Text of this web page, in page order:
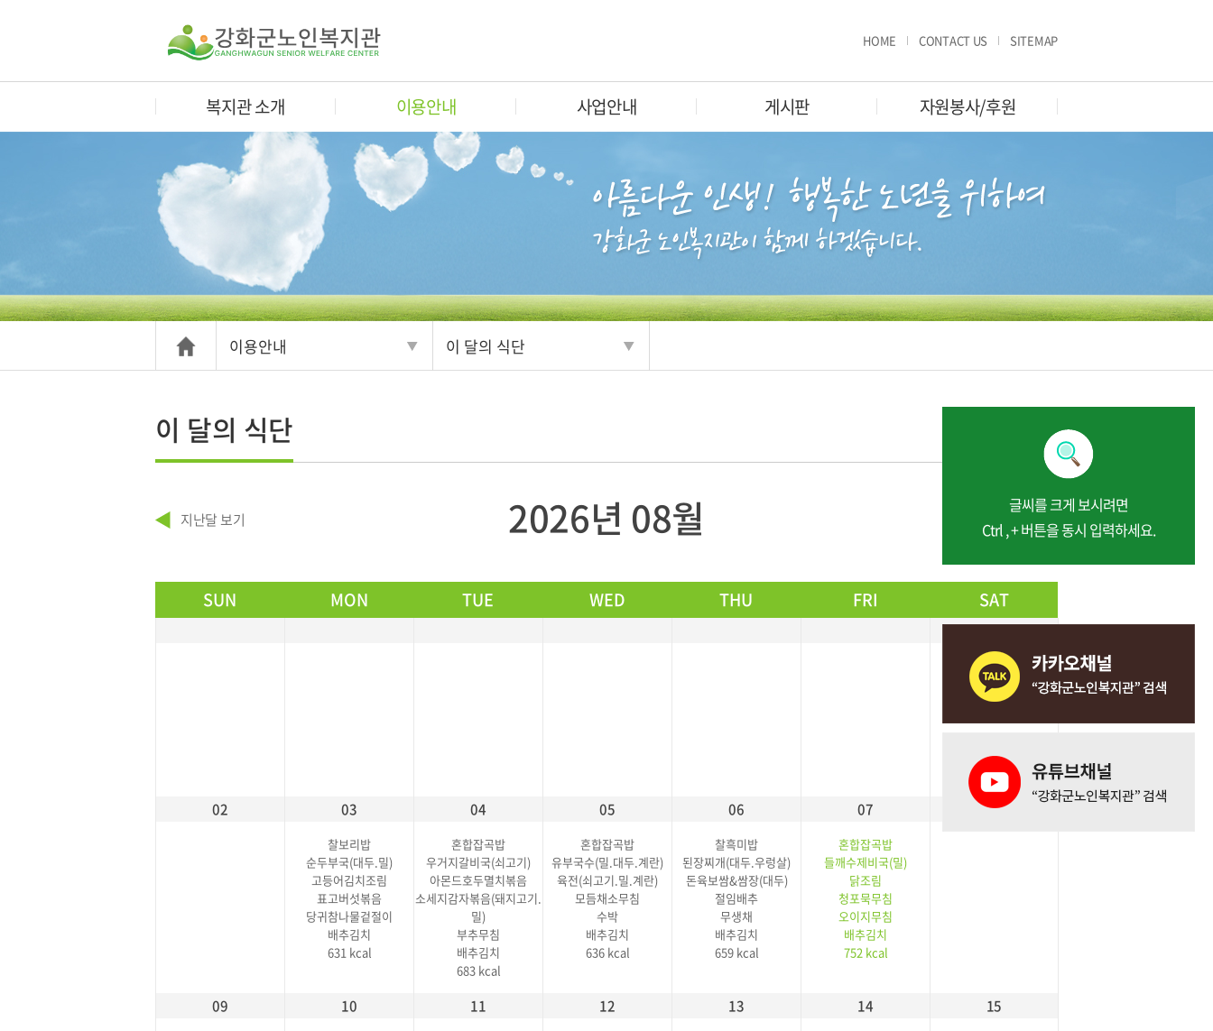
HOME CONTACT US SITEMAP
복지관 소개 이용안내 사업안내 게시판 자원봉사/후원
이용안내 이 달의 식단
이 달의 식단
지난달 보기 2026년 08월 다음달 보기
SUN MON TUE WED THU FRI SAT
01
02 03 04 05 06 07 08
찰보리밥
순두부국(대두.밀)
고등어김치조림
표고버섯볶음
당귀참나물겉절이
배추김치
631 kcal
혼합잡곡밥
우거지갈비국(쇠고기)
아몬드호두멸치볶음
소세지감자볶음(돼지고기.
밀)
부추무침
배추김치
683 kcal
혼합잡곡밥
유부국수(밀.대두.계란)
육전(쇠고기.밀.계란)
모듬채소무침
수박
배추김치
636 kcal
찰흑미밥
된장찌개(대두.우렁살)
돈육보쌈&쌈장(대두)
절임배추
무생채
배추김치
659 kcal
혼합잡곡밥
들깨수제비국(밀)
닭조림
청포묵무침
오이지무침
배추김치
752 kcal
09 10 11 12 13 14 15
글씨를 크게 보시려면
Ctrl , + 버튼을 동시 입력하세요.